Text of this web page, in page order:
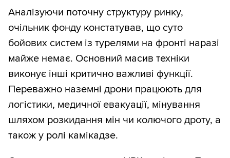
Аналізуючи поточну структуру ринку,
очільник фонду констатував, що суто
бойових систем із турелями на фронті наразі
майже немає. Основний масив техніки
виконує інші критично важливі функції.
Переважно наземні дрони працюють для
логістики, медичної евакуації, мінування
шляхом розкидання мін чи колючого дроту, а
також у ролі камікадзе.